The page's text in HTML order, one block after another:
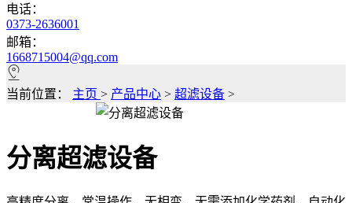
电话：
0373-2636001
邮箱：
1668715004@qq.com
当前位置： 主页 > 产品中心 > 超滤设备 >
分离超滤设备